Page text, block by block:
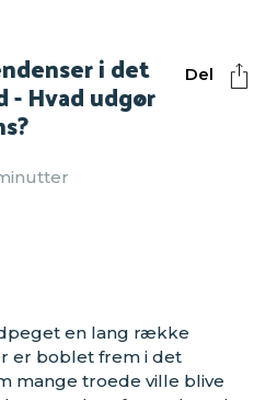
Del
i det
Hvad udgør
en lang række
er boblet frem i det
mange troede ville blive